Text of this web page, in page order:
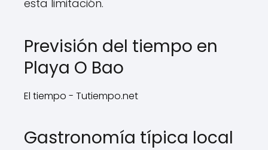
esta limitación.
Previsión del tiempo en
Playa O Bao
El tiempo - Tutiempo.net
Gastronomía típica local